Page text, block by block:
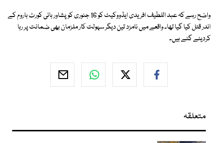
واضح رہے کہ عبد اللطیف افریدی ایڈووکیٹ کو 16 جنوری کو پشاور ہائی کورٹ باروم کے
اندر قتل کیا گیا تھا۔ واقعے میں نامزد تین دیگر سہولت کار ملزمان بھی ضمانت پر رہا
کردیئے گئے ہیں۔
متعلقہ